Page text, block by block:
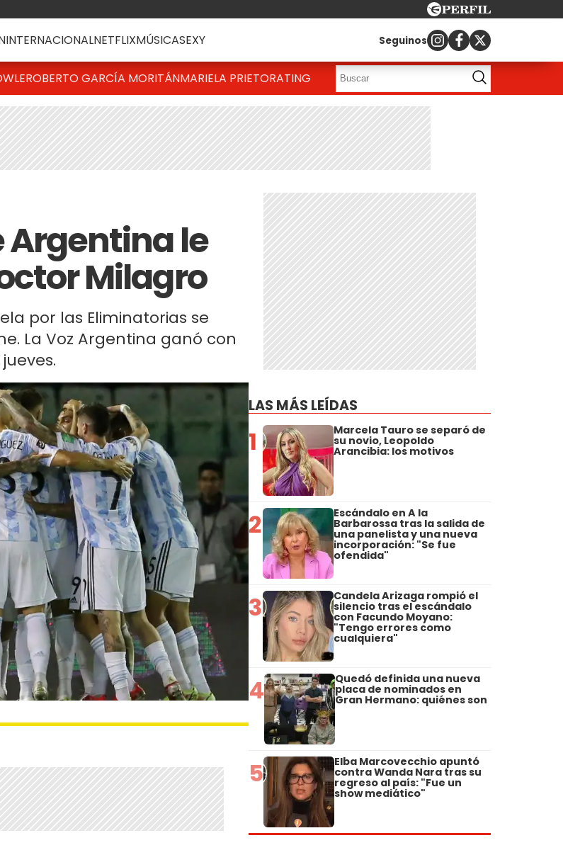
INTERNACIONALNETFLIXMÚSICASEXY Seguinos
ROBERTO GARCÍA MORITÁNMARIELA PRIETORATING
Argentina le
Milagro
por las Eliminatorias se
La Voz Argentina ganó con
LAS MÁS LEÍDAS
1 Marcela Tauro se separó de
su novio, Leopoldo
Arancibia: los motivos
2 Escándalo en A la
Barbarossa tras la salida de
una panelista y una nueva
incorporación: "Se fue
ofendida"
3 Candela Arizaga rompió el
silencio tras el escándalo
con Facundo Moyano:
"Tengo errores como
cualquiera"
4 Quedó definida una nueva
placa de nominados en
Gran Hermano: quiénes son
5 Elba Marcovecchio apuntó
contra Wanda Nara tras su
regreso al país: "Fue un
show mediático"